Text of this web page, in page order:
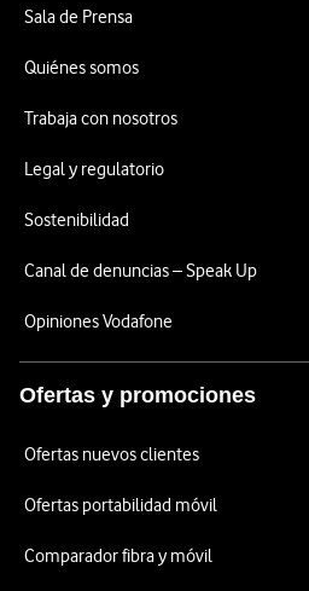
Sala de Prensa
Quiénes somos
Trabaja con nosotros
Legal y regulatorio
Sostenibilidad
Canal de denuncias – Speak Up
Opiniones Vodafone
Ofertas y promociones
Ofertas nuevos clientes
Ofertas portabilidad móvil
Comparador fibra y móvil